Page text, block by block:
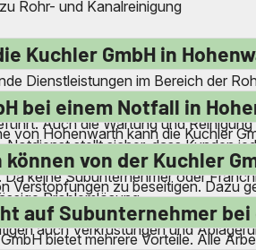
Rohr- und Kanalreinigung
Kuchler GmbH in
Dienstleistungen im Bereich der
die Beseitigung von Verstopfungen
Auch die Wartung und
stellt sicher, dass Kunden
bei einem Notfall in
von Hohenwarth kann die Kuchler
erreichbar. Die qualifizierten
keine Subunternehmer oder
Problemlösung.
von der Kuchler
Verstopfungen zu beseitigen.
Spülmaschinen. Auch verstopfte
auch Verkrustungen und
auf Subunternehmer bei
bietet mehrere Vorteile. Alle